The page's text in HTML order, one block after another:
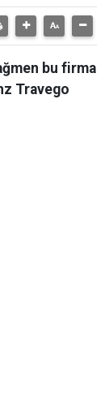
bu firma
Travego